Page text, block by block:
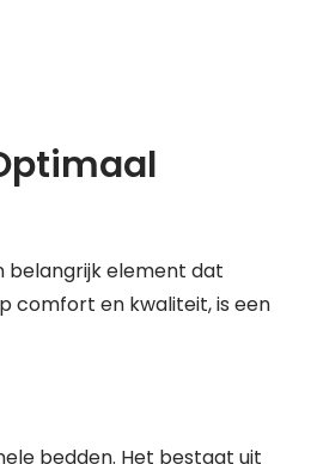
belangrijk element dat
comfort en kwaliteit, is een
bedden. Het bestaat uit